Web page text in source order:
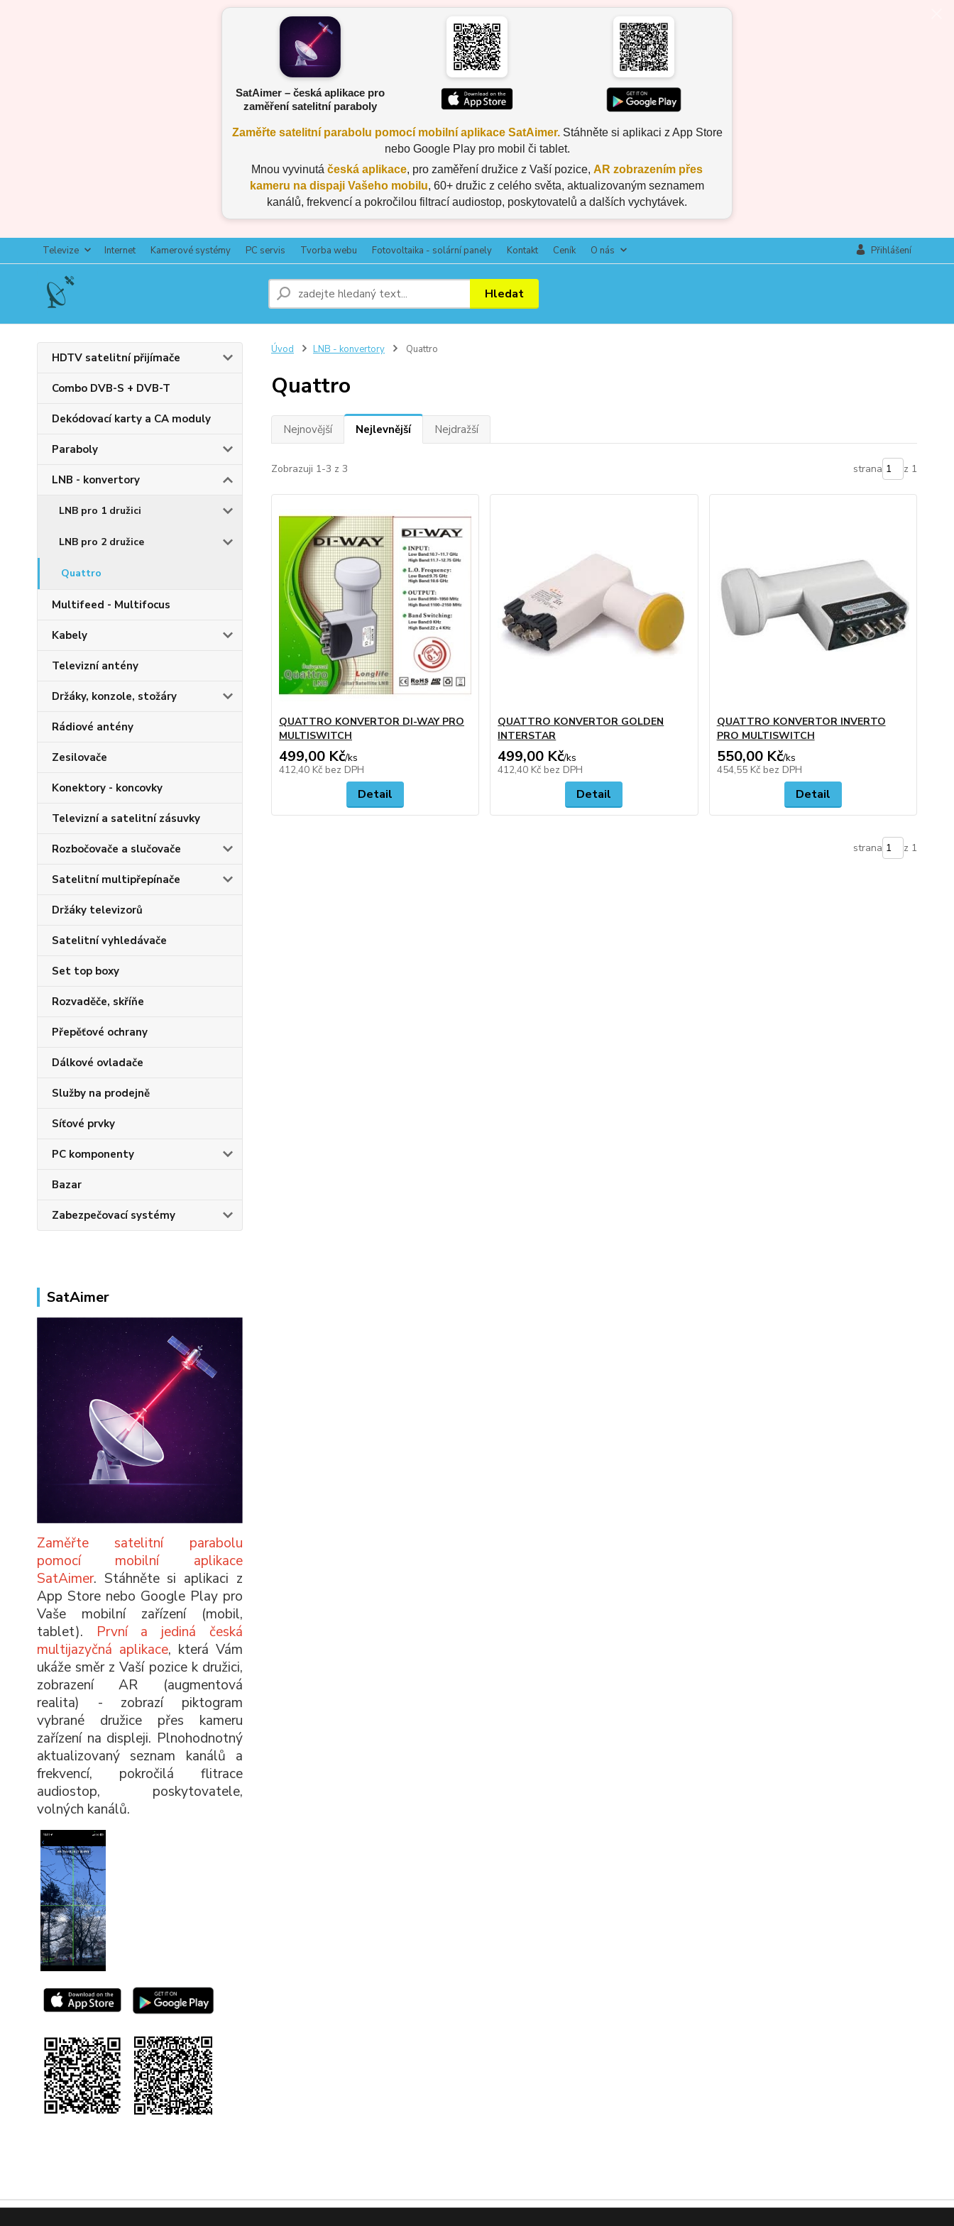
SatAimer – česká aplikace pro
zaměření satelitní paraboly
Zaměřte satelitní parabolu pomocí mobilní aplikace SatAimer.Stáhněte si aplikaci z App Store
nebo Google Play pro mobil či tablet.
Mnou vyvinutá česká aplikace, pro zaměření družice z Vaší pozice, AR zobrazením přes
kameru na dispaji Vašeho mobilu, 60+ družic z celého světa, aktualizovaným seznamem
kanálů, frekvencí a pokročilou filtrací audiostop, poskytovatelů a dalších vychytávek.
Televize Internet Kamerové systémy PC servis Tvorba webu Fotovoltaika - solární panely Kontakt Ceník O nás Přihlášení
Hledat
HDTV satelitní přijímače
Combo DVB-S + DVB-T
Dekódovací karty a CA moduly
Paraboly
LNB - konvertory
LNB pro 1 družici
LNB pro 2 družice
Quattro
Multifeed - Multifocus
Kabely
Televizní antény
Držáky, konzole, stožáry
Rádiové antény
Zesilovače
Konektory - koncovky
Televizní a satelitní zásuvky
Rozbočovače a slučovače
Satelitní multipřepínače
Držáky televizorů
Satelitní vyhledávače
Set top boxy
Rozvaděče, skříňe
Přepěťové ochrany
Dálkové ovladače
Služby na prodejně
Síťové prvky
PC komponenty
Bazar
Zabezpečovací systémy
SatAimer
Zaměřte satelitní parabolu
pomocí mobilní aplikace
SatAimer. Stáhněte si aplikaci z
App Store nebo Google Play pro
Vaše mobilní zařízení (mobil,
tablet). První a jediná česká
multijazyčná aplikace, která Vám
ukáže směr z Vaší pozice k družici,
zobrazení AR (augmentová
realita) - zobrazí piktogram
vybrané družice přes kameru
zařízení na displeji. Plnohodnotný
aktualizovaný seznam kanálů a
frekvencí, pokročilá flitrace
audiostop, poskytovatele,
volných kanálů.
Úvod LNB - konvertory Quattro
Quattro
Nejnovější Nejlevnější Nejdražší
Zobrazuji 1-3 z 3 strana z 1
QUATTRO KONVERTOR DI-WAY PRO
MULTISWITCH
499,00 Kč/ks
412,40 Kč bez DPH
Detail
QUATTRO KONVERTOR GOLDEN
INTERSTAR
499,00 Kč/ks
412,40 Kč bez DPH
Detail
QUATTRO KONVERTOR INVERTO
PRO MULTISWITCH
550,00 Kč/ks
454,55 Kč bez DPH
Detail
strana z 1